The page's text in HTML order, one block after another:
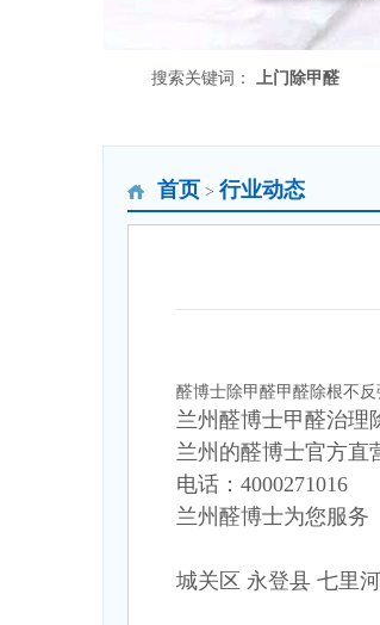
搜索关键词： 上门除甲醛
首页 > 行业动态
醛博士除甲醛甲醛除根不反
兰州醛博士甲醛治理
兰州的醛博士官方直
电话：4000271016
兰州醛博士为您服务
城关区 永登县 七里